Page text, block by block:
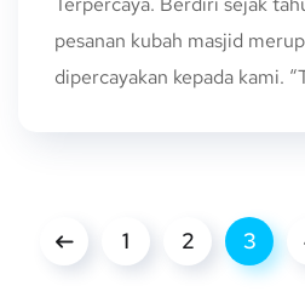
pesanan kubah masjid
dipercayakan kepada kami.
1 2 3